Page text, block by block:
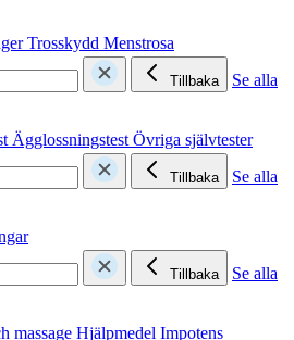
Trosskydd Menstrosa
Tillbaka
Se alla
ÄgglossningstestÖvriga självtester
Tillbaka
Se alla
Tillbaka
Se alla
massage Hjälpmedel Impotens